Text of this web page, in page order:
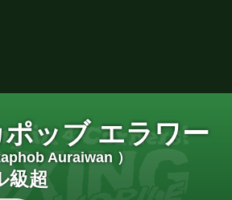
ッブ エラワー
Auraiwan ）
級超